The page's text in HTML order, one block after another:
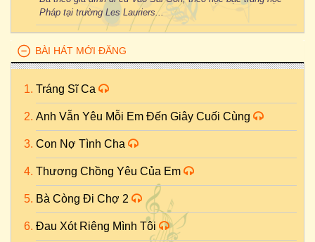
Pháp tại trường Les Lauriers...
BÀI HÁT MỚI ĐĂNG
Tráng Sĩ Ca
Anh Vẫn Yêu Mỗi Em Đến Giây Cuối Cùng
Con Nợ Tình Cha
Thương Chồng Yêu Của Em
Bà Còng Đi Chợ 2
Đau Xót Riêng Mình Tôi